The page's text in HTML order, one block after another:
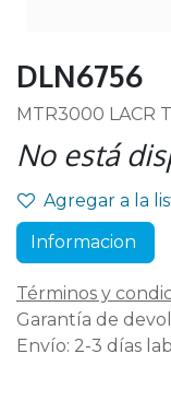
DLN6756
MTR3000 LACR
No está
Agregar a la
Informacion
Términos y
Garantía de
Envío: 2-3 días